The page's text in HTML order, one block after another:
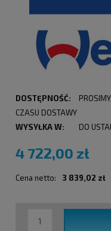
DOSTĘPNOŚĆ:
CZASU DOSTAWY
WYSYŁKA W:
DO
4 722,00 zł
Cena netto: 3 839,02 zł